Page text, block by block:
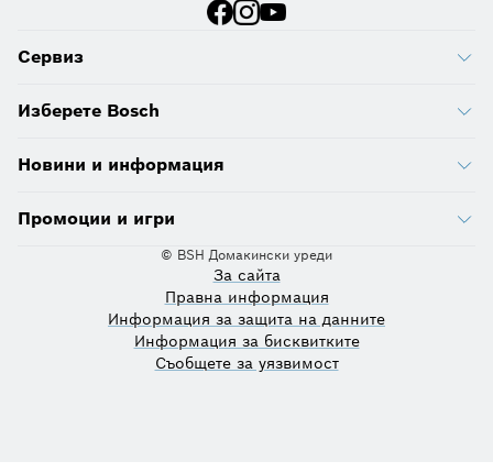
Сервиз
Изберете Bosch
Новини и информация
Промоции и игри
© BSH Домакински уреди
За сайта
Правна информация
Информация за защита на данните
Информация за бисквитките
Съобщете за уязвимост